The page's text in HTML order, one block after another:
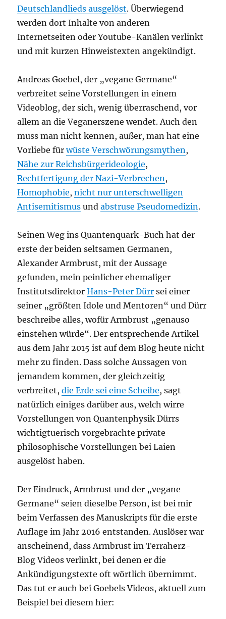
Deutschlandlieds ausgelöst. Überwiegend
werden dort Inhalte von anderen
Internetseiten oder Youtube-Kanälen verlinkt
und mit kurzen Hinweistexten angekündigt.
Andreas Goebel, der „vegane Germane“
verbreitet seine Vorstellungen in einem
Videoblog, der sich, wenig überraschend, vor
allem an die Veganerszene wendet. Auch den
muss man nicht kennen, außer, man hat eine
Vorliebe fürwüste Verschwörungsmythen ,
Nähe zur Reichsbürgerideologie,
Rechtfertigung der Nazi-Verbrechen ,
Homophobie,nicht nur unterschwelligen
Antisemitismus undabstruse Pseudomedizin.
Seinen Weg ins Quantenquark-Buch hat der
erste der beiden seltsamen Germanen,
Alexander Armbrust, mit der Aussage
gefunden, mein peinlicher ehemaliger
InstitutsdirektorHans-Peter Dürr sei einer
seiner „größten Idole und Mentoren“ und Dürr
beschreibe alles, wofür Armbrust „genauso
einstehen würde“. Der entsprechende Artikel
aus dem Jahr 2015 ist auf dem Blog heute nicht
mehr zu finden. Dass solche Aussagen von
jemandem kommen, der gleichzeitig
verbreitet,die Erde sei eine Scheibe, sagt
natürlich einiges darüber aus, welch wirre
Vorstellungen von Quantenphysik Dürrs
wichtigtuerisch vorgebrachte private
philosophische Vorstellungen bei Laien
ausgelöst haben.
Der Eindruck, Armbrust und der „vegane
Germane“ seien dieselbe Person, ist bei mir
beim Verfassen des Manuskripts für die erste
Auflage im Jahr 2016 entstanden. Auslöser war
anscheinend, dass Armbrust im Terraherz-
Blog Videos verlinkt, bei denen er die
Ankündigungstexte oft wörtlich übernimmt.
Das tut er auch bei Goebels Videos, aktuell zum
Beispiel bei diesem hier: